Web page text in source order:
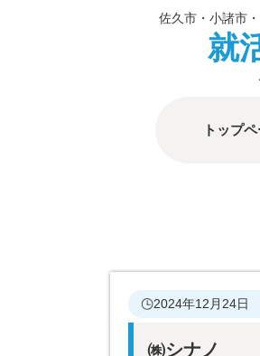
佐久市・小諸市
就
トップ
2024年12月24日
㈱シナノ